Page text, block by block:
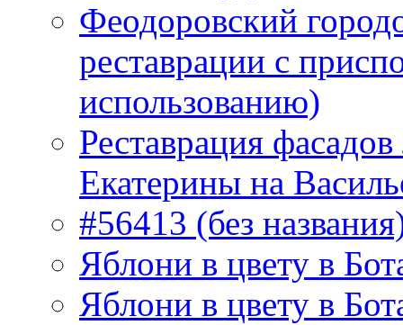
Феодоровский
реставрации с
использованию)
Реставрация
Екатерины на
#56413 (без
Яблони в цвету в
Яблони в цвету в